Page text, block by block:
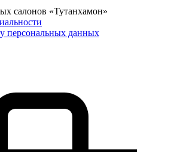
салонов «Тутанхамон»
персональных данных